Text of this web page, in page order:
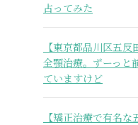
占ってみた
【東京都品川区五
全顎治療。ずーっと
ていますけど
【矯正治療で有名